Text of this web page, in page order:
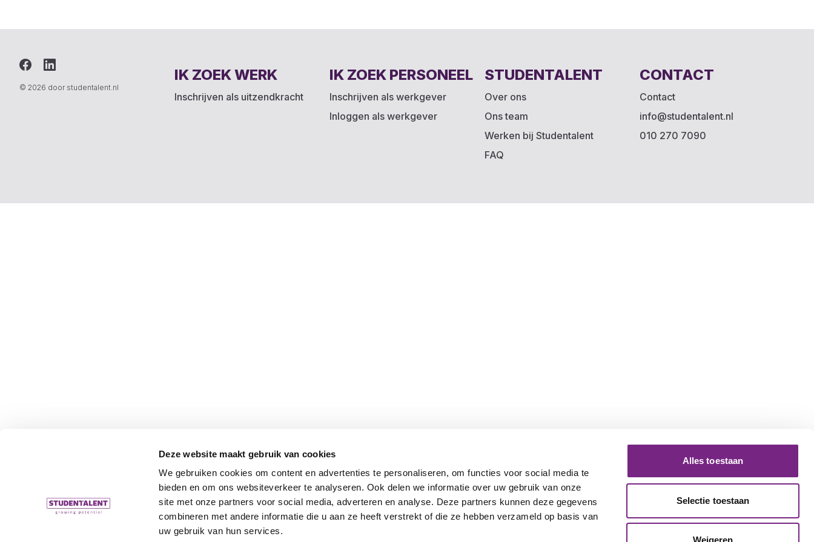
Deze website maakt gebruik van cookies
We gebruiken cookies om content en advertenties te personaliseren, om functies voor social media te
bieden en om ons websiteverkeer te analyseren. Ook delen we informatie over uw gebruik van onze
site met onze partners voor social media, adverteren en analyse. Deze partners kunnen deze gegevens
combineren met andere informatie die u aan ze heeft verstrekt of die ze hebben verzameld op basis van
uw gebruik van hun services.
Alles toestaan
Selectie toestaan
Weigeren
© 2026 door studentalent.nl
IK ZOEK WERK
Inschrijven als uitzendkracht
IK ZOEK PERSONEEL
Inschrijven als werkgever
Inloggen als werkgever
STUDENTALENT
Over ons
Ons team
Werken bij Studentalent
FAQ
CONTACT
Contact
info@studentalent.nl
010 270 7090